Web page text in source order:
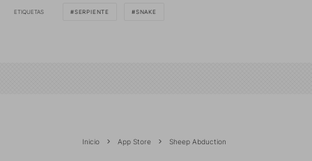
ETIQUETAS SERPIENTE SNAKE
Inicio App Store Sheep Abduction